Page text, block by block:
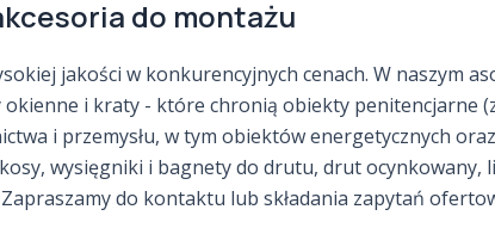
do montażu
jakości w konkurencyjnych cenach. W naszym
i kraty - które chronią obiekty penitencjarne
i przemysłu, w tym obiektów energetycznych
wysięgniki i bagnety do drutu, drut ocynkowany,
do kontaktu lub składania zapytań